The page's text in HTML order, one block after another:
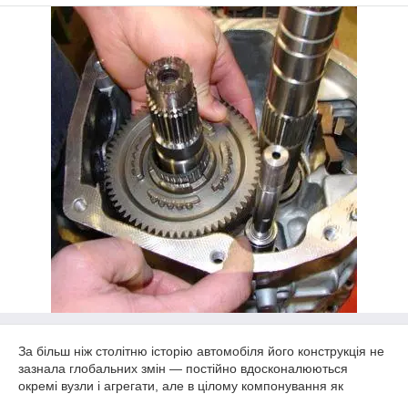
За більш ніж столітню історію автомобіля його конструкція не
зазнала глобальних змін — постійно вдосконалюються
окремі вузли і агрегати, але в цілому компонування як